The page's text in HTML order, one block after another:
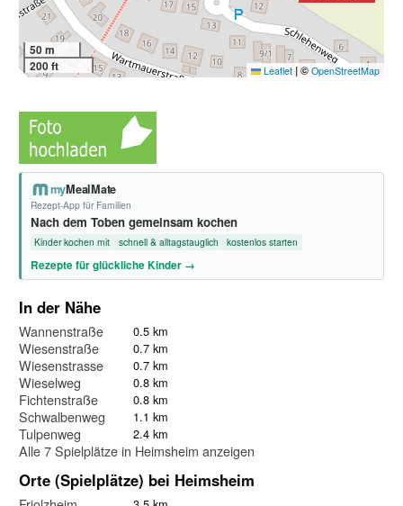
50 m
200 ft
Leaflet |©OpenStreetMap
myMealMate
Rezept-App für Familien
Nach dem Toben gemeinsam kochen
Kinder kochen mit schnell & alltagstauglich kostenlos starten
Rezepte für glückliche Kinder →
In der Nähe
Wannenstraße 0.5 km
Wiesenstraße 0.7 km
Wiesenstrasse 0.7 km
Wieselweg 0.8 km
Fichtenstraße 0.8 km
Schwalbenweg 1.1 km
Tulpenweg 2.4 km
Alle 7 Spielplätze in Heimsheim anzeigen
Orte (Spielplätze) bei Heimsheim